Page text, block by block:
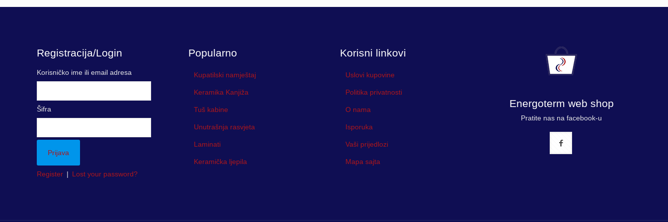
through
Registracija/Login
Korisničko ime ili email adresa
Šifra
Register | Lost your password?
Popularno
Kupatilski namještaj
Keramika Kanjiža
Tuš kabine
Unutrašnja rasvjeta
Laminati
Keramička ljepila
Korisni linkovi
Uslovi kupovine
Politika privatnosti
O nama
Isporuka
Vaši prijedlozi
Mapa sajta
Energoterm web shop
Pratite nas na facebook-u